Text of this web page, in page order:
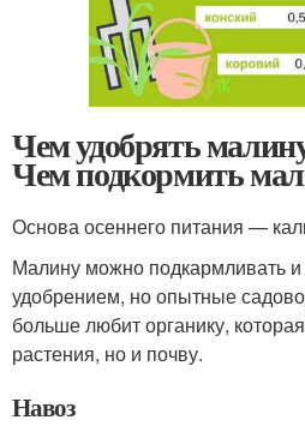
Чем удобрять
Чем подкормить
Основа осеннего питания —
Малину можно подкармливать
удобрением, но опытные
больше любит органику,
растения, но и почву.
Навоз